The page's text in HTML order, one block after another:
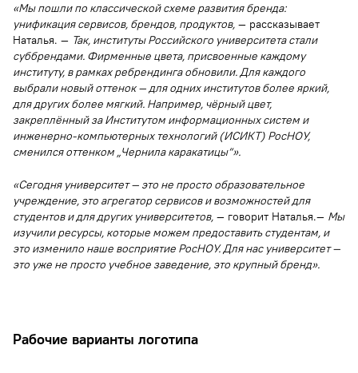
«Мы пошли по классической схеме развития бренда:
унификация сервисов, брендов, продуктов, — рассказывает
Наталья. — Так, институты Российского университета стали
суббрендами. Фирменные цвета, присвоенные каждому
институту, в рамках ребрендинга обновили. Для каждого
выбрали новый оттенок — для одних институтов более яркий,
для других более мягкий. Например, чёрный цвет,
закреплённый за Институтом информационных систем и
инженерно-компьютерных технологий (ИСИКТ) РосНОУ,
сменился оттенком „Чернила каракатицы“».
«Сегодня университет — это не просто образовательное
учреждение, это агрегатор сервисов и возможностей для
студентов и для других университетов, — говорит Наталья.— Мы
изучили ресурсы, которые можем предоставить студентам, и
это изменило наше восприятие РосНОУ. Для нас университет —
это уже не просто учебное заведение, это крупный бренд».
Рабочие варианты логотипа